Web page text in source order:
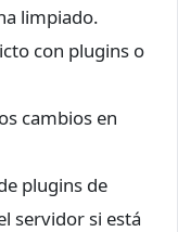
limpiado.
con plugins o
cambios en
plugins de
servidor si está